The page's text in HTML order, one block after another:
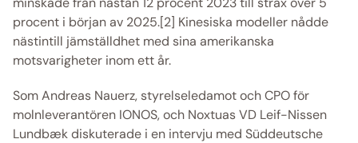
procent i början av 2025.[2] Kinesiska modeller nådde
nästintill jämställdhet med sina amerikanska
motsvarigheter inom ett år.
Som Andreas Nauerz, styrelseledamot och CPO för
molnleverantören IONOS, och Noxtuas VD Leif-Nissen
Lundbæk diskuterade i en intervju med Süddeutsche